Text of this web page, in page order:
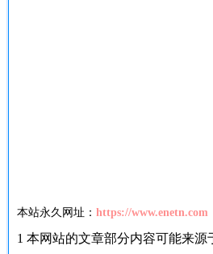
本站永久网址： https://www.enetn.com
1 本网站的文章部分内容可能来源